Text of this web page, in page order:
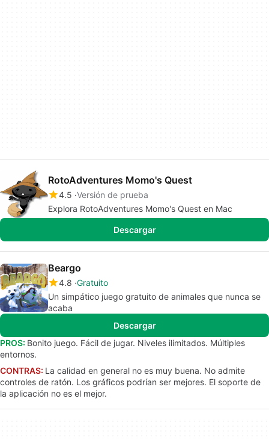
RotoAdventures Momo's Quest
4.5 Versión de prueba
Explora RotoAdventures Momo's Quest en Mac
Descargar
Beargo
4.8 Gratuito
Un simpático juego gratuito de animales que nunca se
acaba
Descargar
PROS: Bonito juego. Fácil de jugar. Niveles ilimitados. Múltiples
entornos.
CONTRAS: La calidad en general no es muy buena. No admite
controles de ratón. Los gráficos podrían ser mejores. El soporte de
la aplicación no es el mejor.